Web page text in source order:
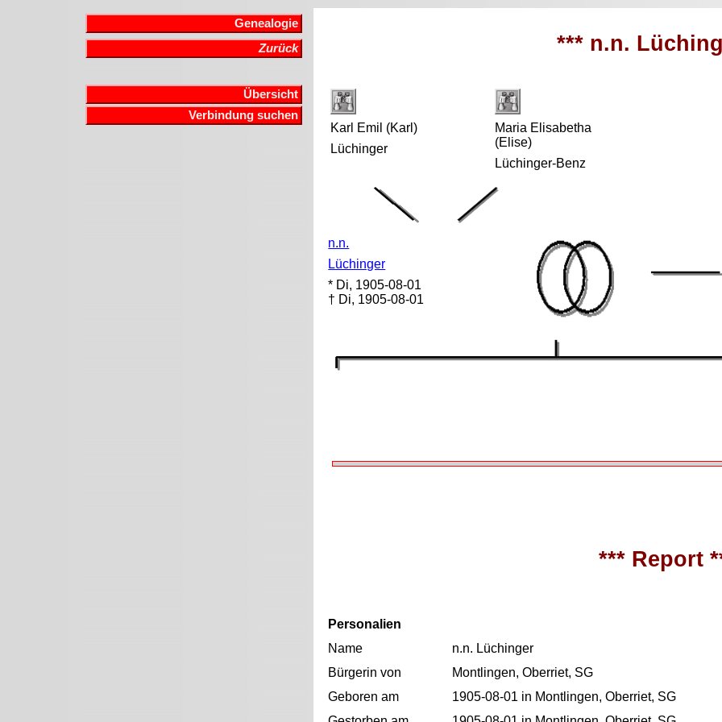
Genealogie
Zurück
Übersicht
Verbindung suchen
*** n.n.
Karl Emil (Karl)
Lüchinger
Maria Elisabetha
(Elise)
Lüchinger-Benz
n.n.
Lüchinger
* Di, 1905-08-01
† Di, 1905-08-01
*** Report
Personalien
Name
n.n. Lüchinger
Bürgerin von
Montlingen, Oberriet, SG
Geboren am
1905-08-01 in Montlingen, Oberriet, SG